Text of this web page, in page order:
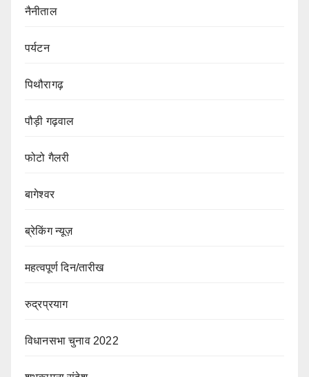
नैनीताल
पर्यटन
पिथौरागढ़
पौड़ी गढ़वाल
फोटो गैलरी
बागेश्वर
ब्रेकिंग न्यूज़
महत्वपूर्ण दिन/तारीख
रुद्रप्रयाग
विधानसभा चुनाव 2022